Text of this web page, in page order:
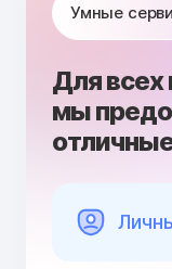
Умные
Для всех
мы